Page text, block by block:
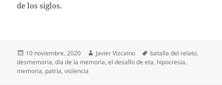
de los siglos.
Publicado
el
10 noviembre, 2020 Autor
Javier Vizcaíno Etiquetas
batalla del relato,
desmemoria,día de la memoria,el desafío de eta, hipocresía,
memoria, patria,violencia